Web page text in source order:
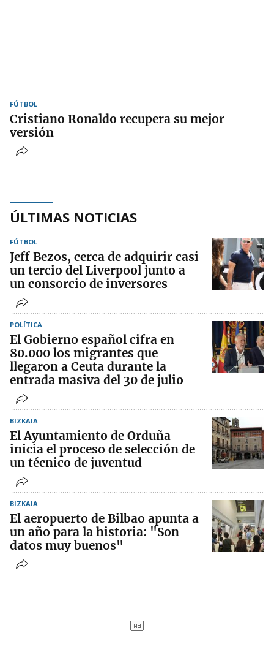
FÚTBOL
Cristiano Ronaldo recupera su mejor
versión
ÚLTIMAS NOTICIAS
FÚTBOL
Jeff Bezos, cerca de adquirir casi
un tercio del Liverpool junto a
un consorcio de inversores
POLÍTICA
El Gobierno español cifra en
80.000 los migrantes que
llegaron a Ceuta durante la
entrada masiva del 30 de julio
BIZKAIA
El Ayuntamiento de Orduña
inicia el proceso de selección de
un técnico de juventud
BIZKAIA
El aeropuerto de Bilbao apunta a
un año para la historia: "Son
datos muy buenos"